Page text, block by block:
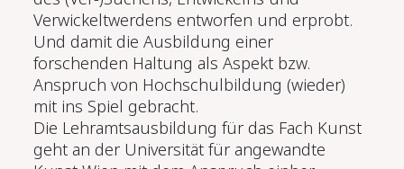
Verwickeltwerdens entworfen und erprobt.
Und damit die Ausbildung einer
forschenden Haltung als Aspekt bzw.
Anspruch von Hochschulbildung (wieder)
mit ins Spiel gebracht.
Die Lehramtsausbildung für das Fach Kunst
geht an der Universität für angewandte